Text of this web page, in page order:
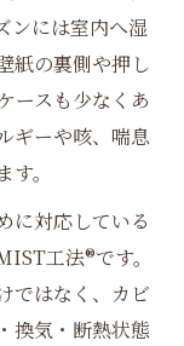
ンには室内へ湿
紙の裏側や押し
ースも少なくあ
ギーや咳、喘息
。
に対応している
工法®です。
ではなく、カビ
換気・断熱状態